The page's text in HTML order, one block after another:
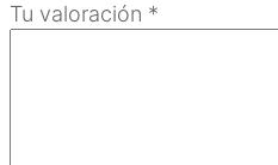
Tu valoración *